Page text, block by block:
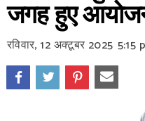
जगह हुए
रविवार, 12 अक्टूबर 2025 5:15